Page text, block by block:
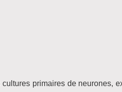
cultures primaires de neurones,